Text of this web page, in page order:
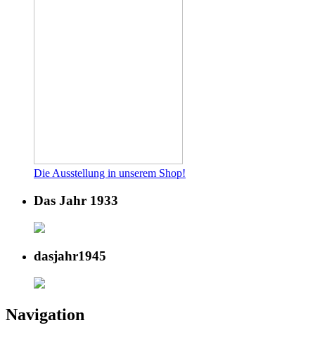
Die Ausstellung in unserem Shop!
Das Jahr 1933
dasjahr1945
Navigation